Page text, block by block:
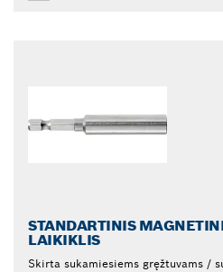
STANDARTINIS
LAIKIKLIS
Skirta sukamiesiems gręžtuvams /